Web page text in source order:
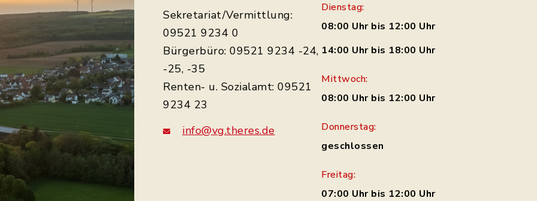
Sekretariat/Vermittlung:
09521 9234 0
Bürgerbüro: 09521 9234 -24,
-25, -35
Renten- u. Sozialamt: 09521
9234 23
info@vg.theres.de
Dienstag:
08:00 Uhr bis 12:00 Uhr
14:00 Uhr bis 18:00 Uhr
Mittwoch:
08:00 Uhr bis 12:00 Uhr
Donnerstag:
geschlossen
Freitag:
07:00 Uhr bis 12:00 Uhr